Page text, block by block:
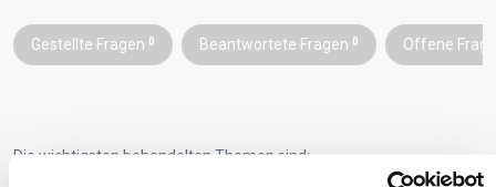
Gestellte Fragen 0 Beantwortete Fragen 0 Offene
Die wichtigsten behandelten Themen sind: